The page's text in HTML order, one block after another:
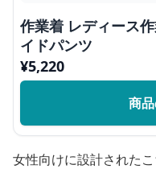
作業着 レディース
イドパンツ
¥5,220
商
女性向けに設計された